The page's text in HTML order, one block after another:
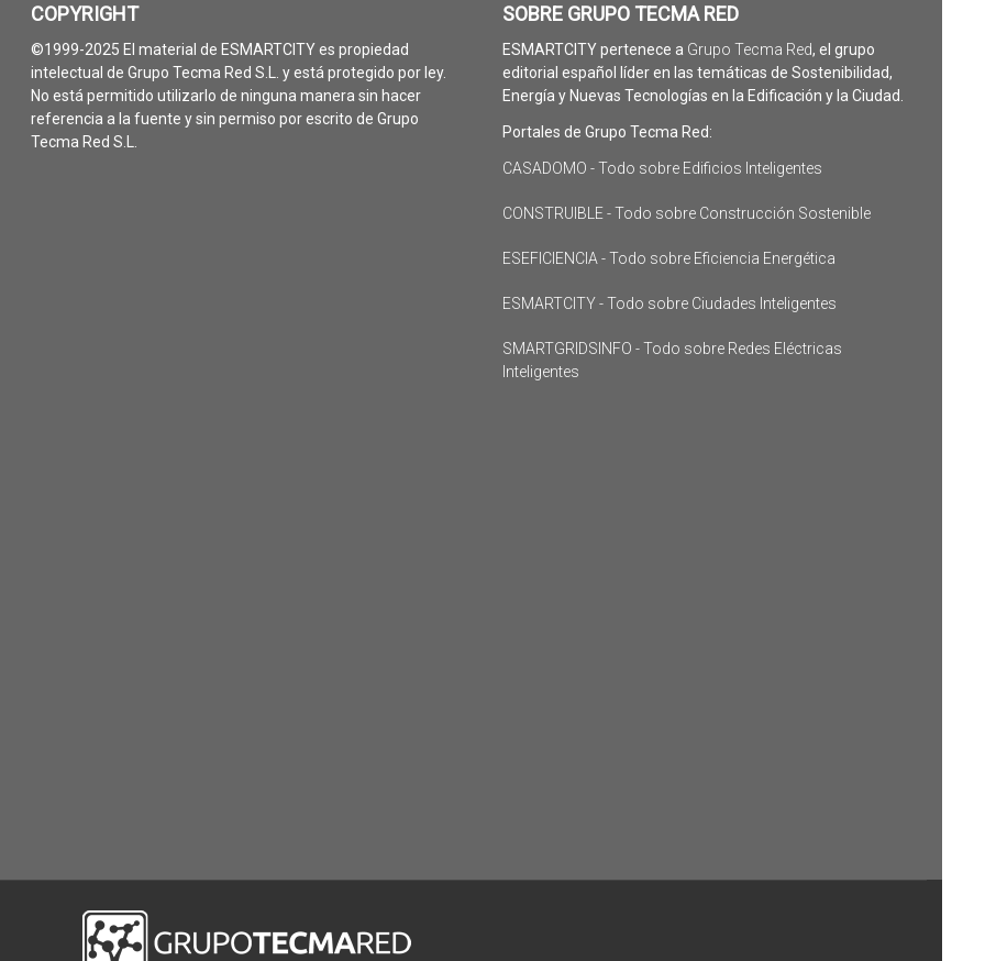
COPYRIGHT
©1999-2025 El material de ESMARTCITY es propiedad
intelectual de Grupo Tecma Red S.L. y está protegido por ley.
No está permitido utilizarlo de ninguna manera sin hacer
referencia a la fuente y sin permiso por escrito de Grupo
Tecma Red S.L.
SOBRE GRUPO TECMA RED
ESMARTCITY pertenece a Grupo Tecma Red, el grupo
editorial español líder en las temáticas de Sostenibilidad,
Energía y Nuevas Tecnologías en la Edificación y la Ciudad.
Portales de Grupo Tecma Red:
CASADOMO - Todo sobre Edificios Inteligentes
CONSTRUIBLE - Todo sobre Construcción Sostenible
ESEFICIENCIA - Todo sobre Eficiencia Energética
ESMARTCITY - Todo sobre Ciudades Inteligentes
SMARTGRIDSINFO - Todo sobre Redes Eléctricas
Inteligentes